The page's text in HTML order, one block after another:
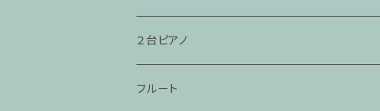
２台ピアノ
フルート